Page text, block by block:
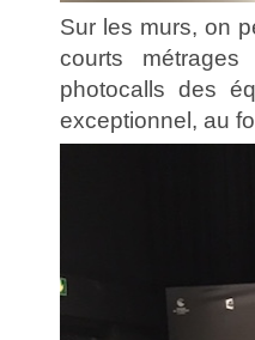
Sur les murs, on
courts
photocalls des
exceptionnel, au